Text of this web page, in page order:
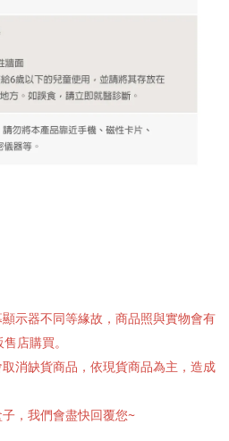
示器不同等緣故，商品照與實物會有
店購買。
消缺貨商品，依現貨商品為主，造成
，我們會盡快回覆您~